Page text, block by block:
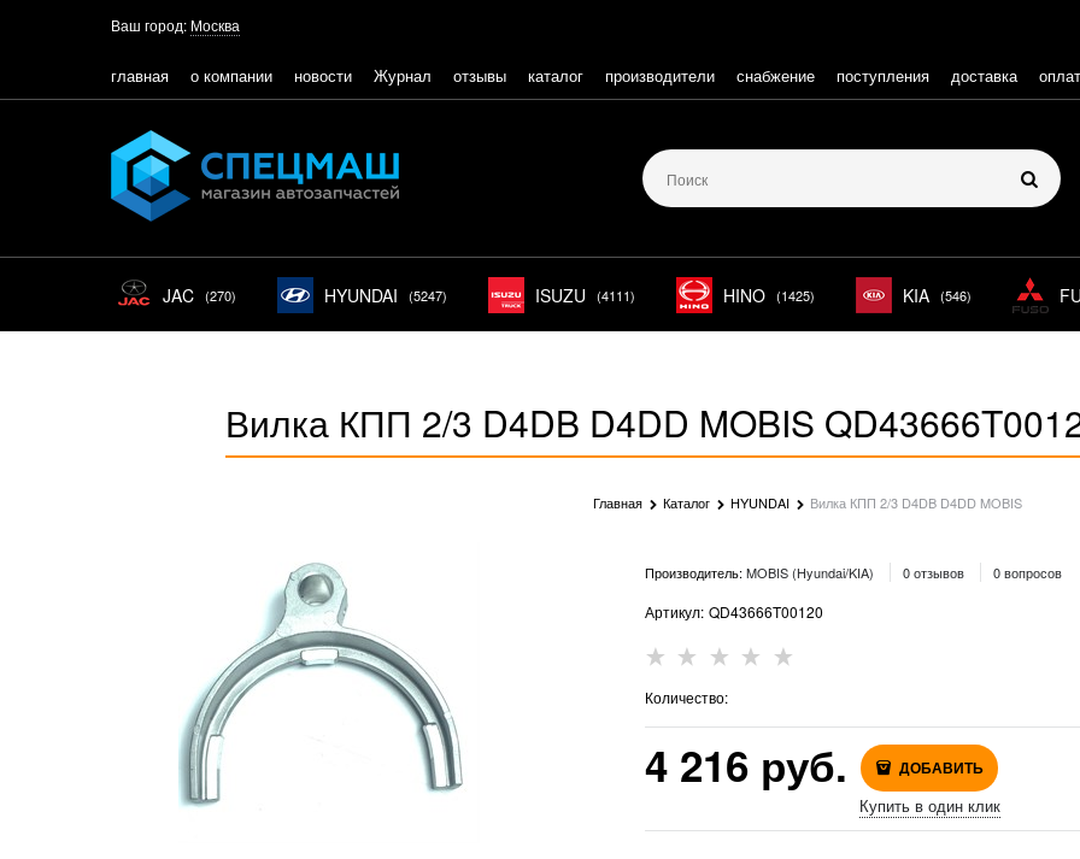
Ваш город: Москва
главная о компании новости Журнал отзывы каталог производители снабжение поступления доставка
JAC (270) HYUNDAI (5247) ISUZU (4111) HINO (1425) KIA (546)
Вилка КПП 2/3 D4DB D4DD MOBIS
Главная Каталог HYUNDAI Вилка КПП 2/3 D4DB D4DD MOBIS
Производитель: MOBIS (Hyundai/KIA) 0 отзывов 0 вопросов
Артикул: QD43666T00120
Количество:
4 216 руб. ДОБАВИТЬ
Купить в один клик